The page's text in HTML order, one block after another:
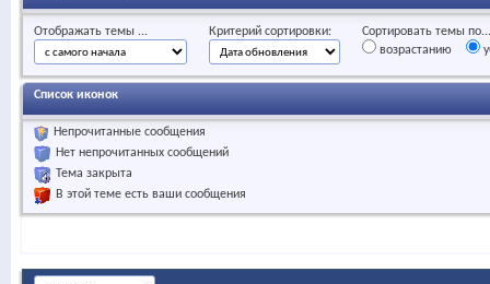
Отображать темы ... Критерий сортировки:
Сортировать темы по...
возрастанию
Список иконок
Непрочитанные сообщения
Нет непрочитанных сообщений
Тема закрыта
В этой теме есть ваши сообщения